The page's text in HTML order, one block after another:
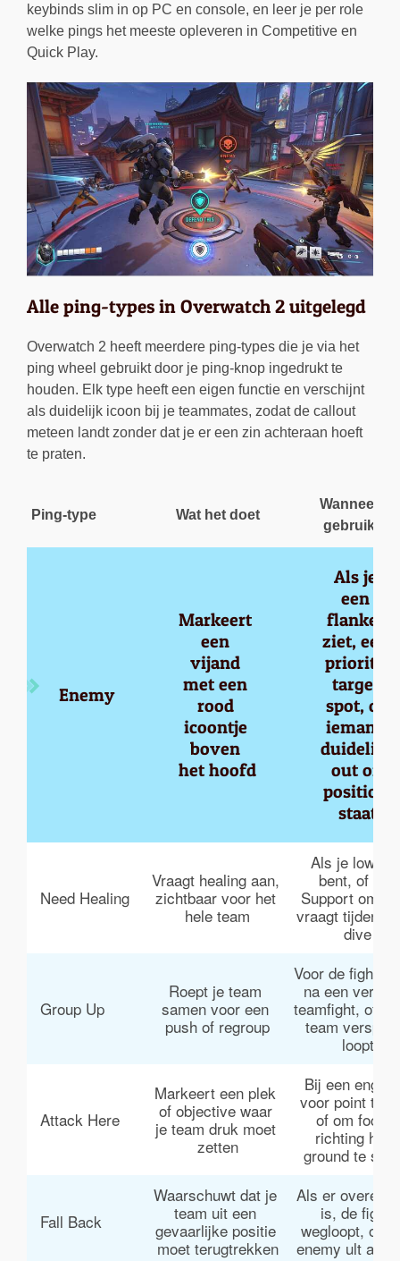
keybinds slim in op PC en console, en leer je per role
welke pings het meeste opleveren in Competitive en
Quick Play.
Alle ping-types in Overwatch 2 uitgelegd
Overwatch 2 heeft meerdere ping-types die je via het
ping wheel gebruikt door je ping-knop ingedrukt te
houden. Elk type heeft een eigen functie en verschijnt
als duidelijk icoon bij je teammates, zodat de callout
meteen landt zonder dat je er een zin achteraan hoeft
te praten.
Ping-type Wat het doet
Wanneer te
gebruiken
Enemy
Markeert
een
vijand
met een
rood
icoontje
boven
het hoofd
Als je
een
flanker
ziet, een
priority
target
spot, of
iemand
duidelijk
out of
position
staat
Need Healing
Vraagt healing aan,
zichtbaar voor het
hele team
Als je low
bent, of als
Support om
vraagt tijdens
dive
Group Up
Roept je team
samen voor een
push of regroup
Voor de fight
na een
teamfight, of
team
loopt
Attack Here
Markeert een plek
of objective waar
je team druk moet
zetten
Bij een
voor point
of om focus
richting high
ground te
Fall Back
Waarschuwt dat je
team uit een
gevaarlijke positie
moet terugtrekken
Als er
is, de fight
wegloopt, of
enemy ult